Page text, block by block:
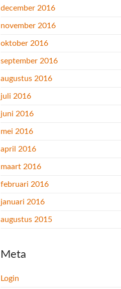
december 2016
november 2016
oktober 2016
september 2016
augustus 2016
juli 2016
juni 2016
mei 2016
april 2016
maart 2016
februari 2016
januari 2016
augustus 2015
Meta
Login